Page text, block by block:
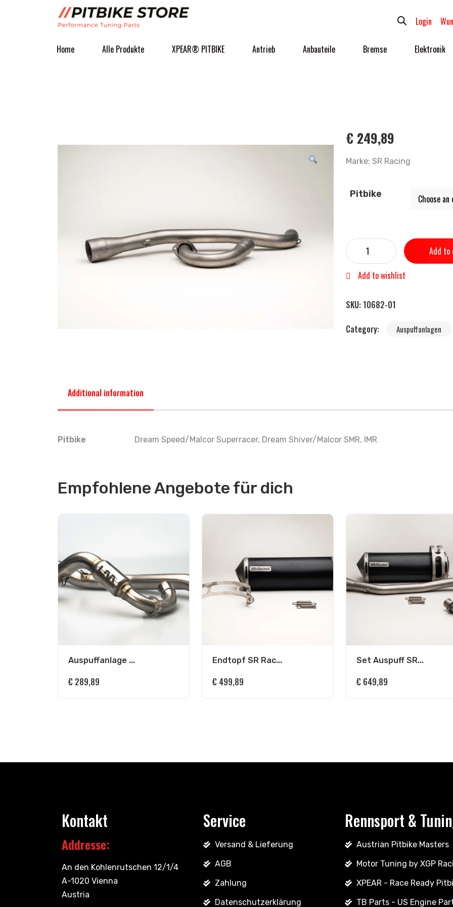
Login
Home Alle Produkte XPEAR® PITBIKE Antrieb Anbauteile Bremse Elektronik
€ 249,89
Marke: SR Racing
Pitbike
Add to
Add to wishlist
SKU: 10682-01
Category:
Auspuffanlagen
Additional information
Pitbike Dream Speed/Malcor Superracer, Dream Shiver/Malcor SMR, IMR
Empfohlene Angebote für dich
Auspuffanlage ...
€ 289,89
Endtopf SR Rac...
€ 499,89
Set Auspuff SR...
€ 649,89
Kontakt
Addresse:
An den Kohlenrutschen 12/1/4
A-1020 Vienna
Austria
Service
Versand & Lieferung
AGB
Zahlung
Datenschutzerklärung
Rennsport &
Austrian Pitbike Masters
Motor Tuning by XGP
XPEAR - Race Ready
TB Parts - US Engine